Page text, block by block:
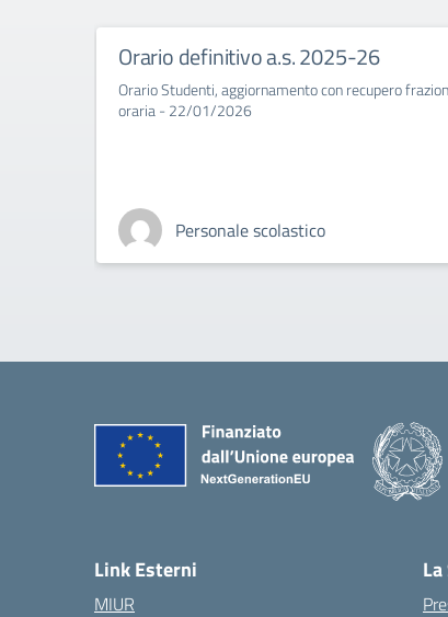
Orario definitivo a.s. 2025-26
Orario Studenti, aggiornamento con recupero
oraria - 22/01/2026
Personale scolastico
Link Esterni
MIUR